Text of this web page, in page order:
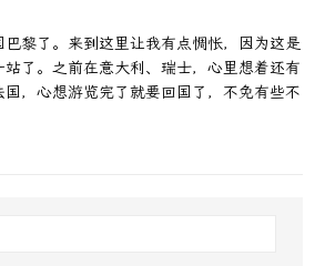
黎了。来到这里让我有点惆怅，因为这是
了。之前在意大利、瑞士，心里想着还有
，心想游览完了就要回国了，不免有些不